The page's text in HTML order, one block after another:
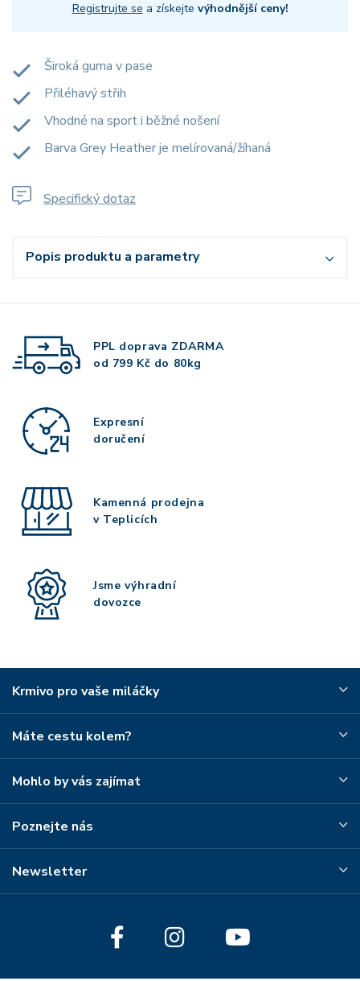
Registrujte se a získejte výhodnější ceny!
Široká guma v pase
Přiléhavý střih
Vhodné na sport i běžné nošení
Barva Grey Heather je melírovaná/žíhaná
Specifický dotaz
Popis produktu a parametry
PPL doprava ZDARMA
od 799 Kč do 80kg
Expresní
doručení
Kamenná prodejna
v Teplicích
Jsme výhradní
dovozce
Krmivo pro vaše miláčky
Máte cestu kolem?
Mohlo by vás zajímat
Poznejte nás
Newsletter